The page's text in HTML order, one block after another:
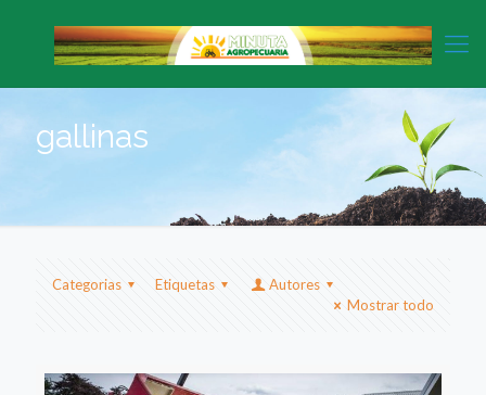
gallinas
Categorias Etiquetas
Autores
Mostrar todo